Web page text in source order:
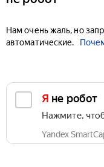
Нам очень жаль, но
автоматические.
Я не робот
Нажмите,
Yandex